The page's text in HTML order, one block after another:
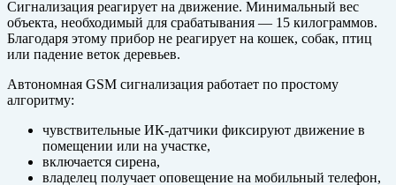
Сигнализация реагирует на движение. Минимальный вес
объекта, необходимый для срабатывания — 15 килограммов.
Благодаря этому прибор не реагирует на кошек, собак, птиц
или падение веток деревьев.
Автономная GSM сигнализация работает по простому
алгоритму:
чувствительные ИК-датчики фиксируют движение в
помещении или на участке,
включается сирена,
владелец получает оповещение на мобильный телефон,